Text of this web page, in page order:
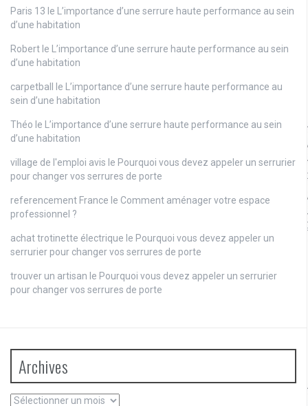
Paris 13 le
L’importance d’une serrure haute performance au sein
d’une habitation
Robert le
L’importance d’une serrure haute performance au sein
d’une habitation
carpetball le
L’importance d’une serrure haute performance au
sein d’une habitation
Théo le
L’importance d’une serrure haute performance au sein
d’une habitation
village de l'emploi avis le Pourquoi vous devez appeler un serrurier
pour changer vos serrures de porte
referencement France le Comment aménager votre espace
professionnel ?
achat trotinette électrique le Pourquoi vous devez appeler un
serrurier pour changer vos serrures de porte
trouver un artisan le Pourquoi vous devez appeler un serrurier
pour changer vos serrures de porte
Archives
Archives